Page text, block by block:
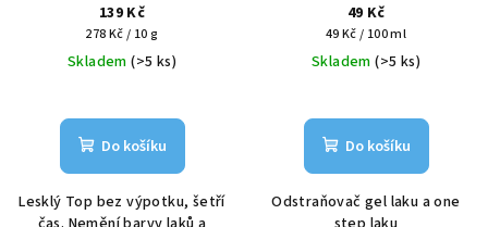
139 Kč
Měrná
cena:
278 Kč / 10 g
Skladem(>5 ks)
Do košíku
Lesklý Top bez výpotku, šetří
49 Kč
Měrná
cena:
49 Kč / 100 ml
Skladem(>5 ks)
Do košíku
Odstraňovač gel laku a one